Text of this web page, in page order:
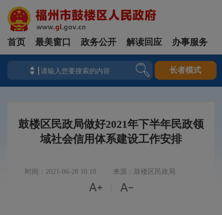
首页 最美窗口 政务公开 解读回应 办事服务
长者模式
鼓楼区民政局做好2021年下半年民政领
域社会信用体系建设工作安排
时间：2021-06-28 10:18 来源：鼓楼区民政局
 